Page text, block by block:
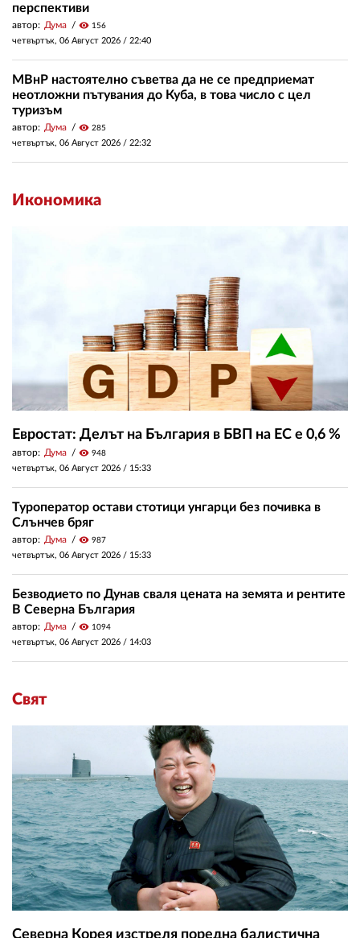
перспективи
автор: Дума visibility 156
четвъртък, 06 Август 2026 / 22:40
МВнР настоятелно съветва да не се предприемат
неотложни пътувания до Куба, в това число с цел
туризъм
автор: Дума visibility 285
четвъртък, 06 Август 2026 / 22:32
Икономика
Евростат: Делът на България в БВП на ЕС е 0,6 %
автор: Дума visibility 948
четвъртък, 06 Август 2026 / 15:33
Туроператор остави стотици унгарци без почивка в
Слънчев бряг
автор: Дума visibility 987
четвъртък, 06 Август 2026 / 15:33
Безводието по Дунав сваля цената на земята и рентите
В Северна България
автор: Дума visibility 1094
четвъртък, 06 Август 2026 / 14:03
Свят
Северна Корея изстреля поредна балистична